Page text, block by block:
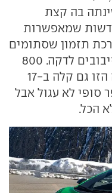
בה קצת
שמאפשרות
תזמון שסתומים
שמאפשרת נשימה עד 9,500 סיבובים לדקה. 800
סל"ד יותר אם תהיתם. היחידה הזו גם קלה ב-17
עם מספר סופי לא עגול אבל